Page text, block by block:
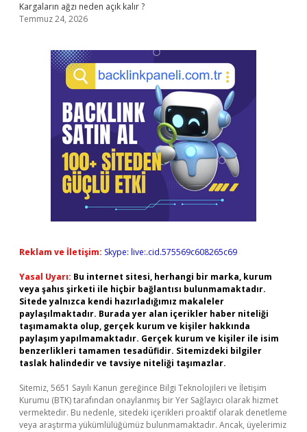
Kargaların ağzı neden açık kalır ?
Temmuz 24, 2026
Reklam ve İletişim: Skype: live:.cid.575569c608265c69
Yasal Uyarı: Bu internet sitesi, herhangi bir marka, kurum
veya şahıs şirketi ile hiçbir bağlantısı bulunmamaktadır.
Sitede yalnızca kendi hazırladığımız makaleler
paylaşılmaktadır. Burada yer alan içerikler haber niteliği
taşımamakta olup, gerçek kurum ve kişiler hakkında
paylaşım yapılmamaktadır. Gerçek kurum ve kişiler ile isim
benzerlikleri tamamen tesadüfidir. Sitemizdeki bilgiler
taslak halindedir ve tavsiye niteliği taşımazlar.
Sitemiz, 5651 Sayılı Kanun gereğince Bilgi Teknolojileri ve İletişim
Kurumu (BTK) tarafından onaylanmış bir Yer Sağlayıcı olarak hizmet
vermektedir. Bu nedenle, sitedeki içerikleri proaktif olarak denetleme
veya araştırma yükümlülüğümüz bulunmamaktadır. Ancak, üyelerimiz